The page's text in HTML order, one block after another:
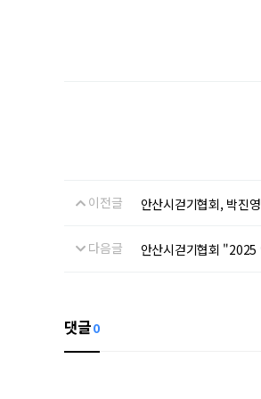
이전글 안산시걷기협회, 박진
다음글 안산시걷기협회 "2025
댓글0